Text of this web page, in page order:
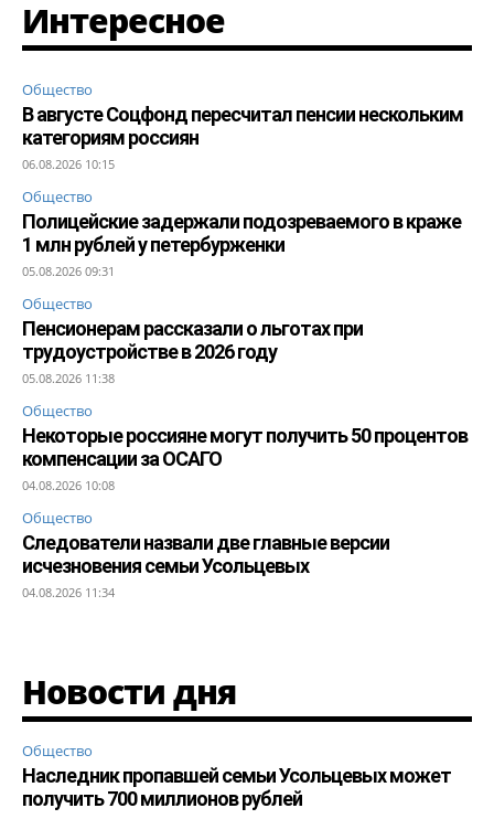
Интересное
Общество
В августе Соцфонд пересчитал пенсии нескольким
категориям россиян
06.08.2026 10:15
Общество
Полицейские задержали подозреваемого в краже
1 млн рублей у петербурженки
05.08.2026 09:31
Общество
Пенсионерам рассказали о льготах при
трудоустройстве в 2026 году
05.08.2026 11:38
Общество
Некоторые россияне могут получить 50 процентов
компенсации за ОСАГО
04.08.2026 10:08
Общество
Следователи назвали две главные версии
исчезновения семьи Усольцевых
04.08.2026 11:34
Новости дня
Общество
Наследник пропавшей семьи Усольцевых может
получить 700 миллионов рублей